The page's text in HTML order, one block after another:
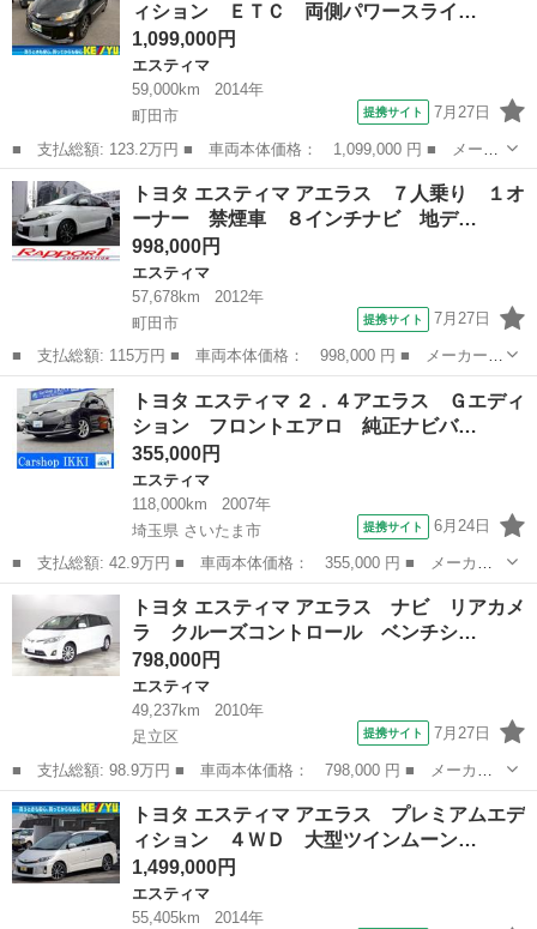
ｔｈ バ...
ィション ＥＴＣ 両側パワースライ…
1,099,000円
エスティマ
59,000km
2014年
町田市
提携サイト 7月27日
■ 支払総額: 123.2万円 ■ 車両本体価格： 1,099,000 円 ■ メーカ
ー名： トヨタ ■ 車種名： エスティマ ■ グレード名： アエラ
ス プレミアムエディション ＥＴＣ 両側パワースライドドア 純
正ナビ ...
東京 エスティマ
トヨタ エスティマ アエラス ７人乗り １オ
ーナー 禁煙車 ８インチナビ 地デ…
998,000円
エスティマ
57,678km
2012年
町田市
提携サイト 7月27日
■ 支払総額: 115万円 ■ 車両本体価格： 998,000 円 ■ メーカー
名： トヨタ ■ 車種名： エスティマ ■ グレード名： アエラ
ス ７人乗り １オーナー 禁煙車 ８インチナビ 地デジ ＢＴ
後席フリップダウ...
東京 町田市 エスティマ
トヨタ エスティマ ２．４アエラス Ｇエディ
ション フロントエアロ 純正ナビバ…
355,000円
エスティマ
118,000km
2007年
埼玉県 さいたま市
提携サイト 6月24日
■ 支払総額: 42.9万円 ■ 車両本体価格： 355,000 円 ■ メーカー
名： トヨタ ■ 車種名： エスティマ ■ グレード名： ２．４ア
エラス Ｇエディション フロントエアロ 純正ナビバックモニタ
ー 地デジＴＶ...
埼玉 さいたま市 エスティマ
トヨタ エスティマ アエラス ナビ リアカメ
ラ クルーズコントロール ベンチシ…
798,000円
エスティマ
49,237km
2010年
足立区
提携サイト 7月27日
■ 支払総額: 98.9万円 ■ 車両本体価格： 798,000 円 ■ メーカー
名： トヨタ ■ 車種名： エスティマ ■ グレード名： アエラ
ス ナビ リアカメラ クルーズコントロール ベンチシート ドア
バイザー アル...
東京 足立区 エスティマ
トヨタ エスティマ アエラス プレミアムエデ
ィション ４ＷＤ 大型ツインムーン…
1,499,000円
エスティマ
55,405km
2014年